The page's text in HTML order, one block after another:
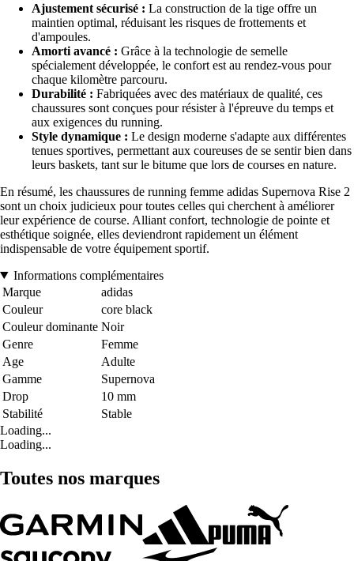
Ajustement sécurisé : La construction de la tige offre un
maintien optimal, réduisant les risques de frottements et
d'ampoules.
Amorti avancé : Grâce à la technologie de semelle
spécialement développée, le confort est au rendez-vous pour
chaque kilomètre parcouru.
Durabilité : Fabriquées avec des matériaux de qualité, ces
chaussures sont conçues pour résister à l'épreuve du temps et
aux exigences du running.
Style dynamique : Le design moderne s'adapte aux différentes
tenues sportives, permettant aux coureuses de se sentir bien dans
leurs baskets, tant sur le bitume que lors de courses en nature.
En résumé, les chaussures de running femme adidas Supernova Rise 2
sont un choix judicieux pour toutes celles qui cherchent à améliorer
leur expérience de course. Alliant confort, technologie de pointe et
esthétique soignée, elles deviendront rapidement un élément
indispensable de votre équipement sportif.
Informations complémentaires
Marque
adidas
Couleur
core black
Couleur dominante Noir
Genre
Femme
Age
Adulte
Gamme
Supernova
Drop
10 mm
Stabilité
Stable
Loading...
Loading...
Toutes nos marques